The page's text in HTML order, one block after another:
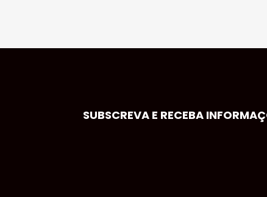
SUBSCREVA E RECEBA